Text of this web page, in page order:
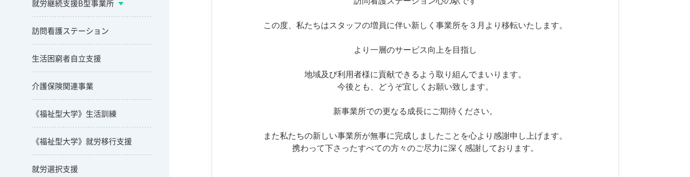
就労継続支援B型事業所
訪問看護ステーション
生活困窮者自立支援
介護保険関連事業
《福祉型大学》生活訓練
《福祉型大学》就労移行支援
就労選択支援
この度、私たちはスタッフの増員に伴い新しく事業所を３月より移転いたします。
より一層のサービス向上を目指し
地域及び利用者様に貢献できるよう取り組んでまいります。
今後とも、どうぞ宜しくお願い致します。
新事業所での更なる成長にご期待ください。
また私たちの新しい事業所が無事に完成しましたことを心より感謝申し上げます。
携わって下さったすべての方々のご尽力に深く感謝しております。